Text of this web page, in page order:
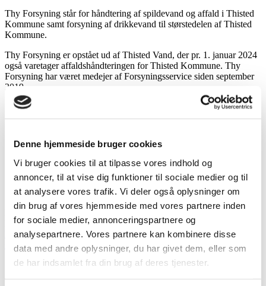
Denne hjemmeside bruger cookies
Vi bruger cookies til at tilpasse vores indhold og
annoncer, til at vise dig funktioner til sociale medier og til
at analysere vores trafik. Vi deler også oplysninger om
din brug af vores hjemmeside med vores partnere inden
for sociale medier, annonceringspartnere og
analysepartnere. Vores partnere kan kombinere disse
data med andre oplysninger, du har givet dem, eller som
de har indsamlet fra din brug af deres tjenester.
Thy Forsyning står for håndtering af spildevand og affald i Thisted
Kommune samt forsyning af drikkevand til størstedelen af Thisted
Kommune.
Thy Forsyning er opstået ud af Thisted Vand, der pr. 1. januar 2024
også varetager affaldshåndteringen for Thisted Kommune. Thy
Forsyning har været medejer af Forsyningsservice siden september
2019.
Hvorfor er Thy Forsyning en del af
Forsyningsservice?
Helle Korsgaard
Direktør
hk@thistedvand.dk
+45 2058 7099
”Specialistkompetencer og videndeling er for Thy Forsyning